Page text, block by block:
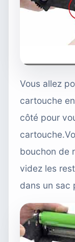
Vous allez
cartouche
côté pour
bouchon de
videz les
dans un sac